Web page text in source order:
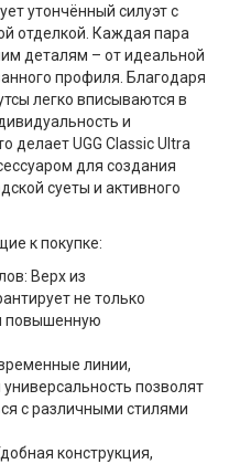
утончённый силуэт с
отделкой. Каждая пара
деталям – от идеальной
профиля. Благодаря
легко вписываются в
и
UGG Classic Ultra
для создания
суеты и активного
к покупке:
Верх из
не только
повышенную
линии,
позволят
с различными стилями
конструкция,